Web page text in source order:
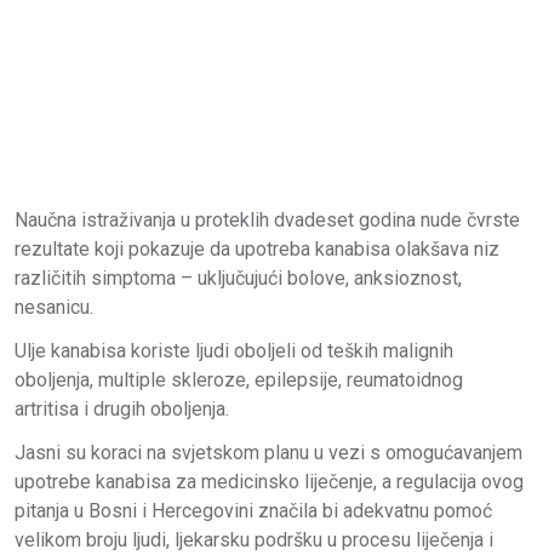
Naučna istraživanja u proteklih dvadeset godina nude čvrste
rezultate koji pokazuje da upotreba kanabisa olakšava niz
različitih simptoma – uključujući bolove, anksioznost,
nesanicu.
Ulje kanabisa koriste ljudi oboljeli od teških malignih
oboljenja, multiple skleroze, epilepsije, reumatoidnog
artritisa i drugih oboljenja.
Jasni su koraci na svjetskom planu u vezi s omogućavanjem
upotrebe kanabisa za medicinsko liječenje, a regulacija ovog
pitanja u Bosni i Hercegovini značila bi adekvatnu pomoć
velikom broju ljudi, ljekarsku podršku u procesu liječenja i